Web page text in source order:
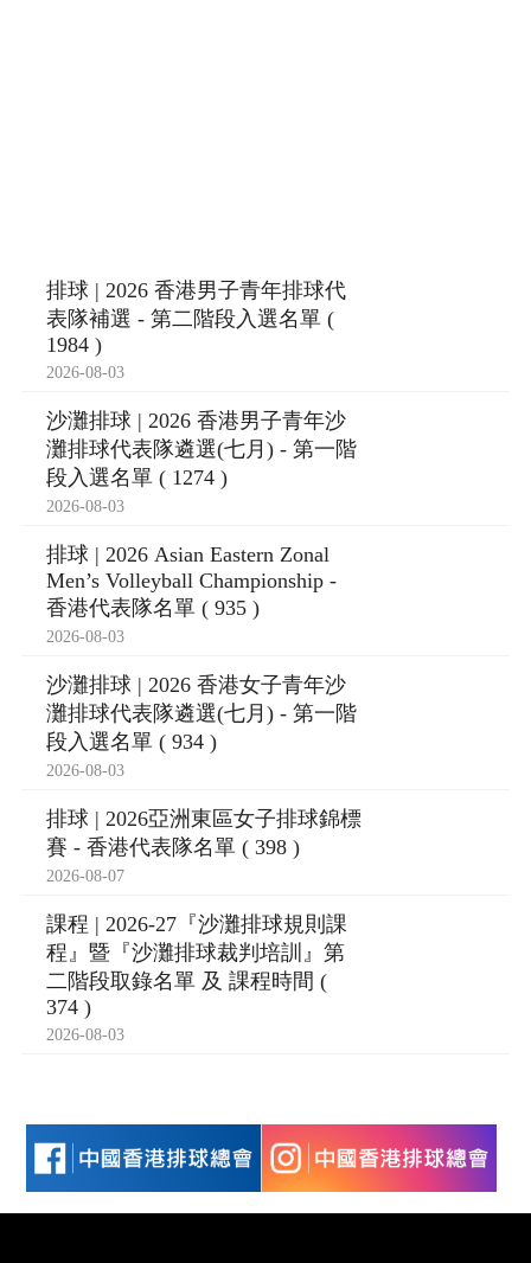
排球 | 2026 香港男子青年排球代
表隊補選 - 第二階段入選名單 (
1984 )
2026-08-03
沙灘排球 | 2026 香港男子青年沙
灘排球代表隊遴選(七月) - 第一階
段入選名單 ( 1274 )
2026-08-03
排球 | 2026 Asian Eastern Zonal
Men’s Volleyball Championship -
香港代表隊名單 ( 935 )
2026-08-03
沙灘排球 | 2026 香港女子青年沙
灘排球代表隊遴選(七月) - 第一階
段入選名單 ( 934 )
2026-08-03
排球 | 2026亞洲東區女子排球錦標
賽 - 香港代表隊名單 ( 398 )
2026-08-07
課程 | 2026-27『沙灘排球規則課
程』暨『沙灘排球裁判培訓』第
二階段取錄名單 及 課程時間 (
374 )
2026-08-03